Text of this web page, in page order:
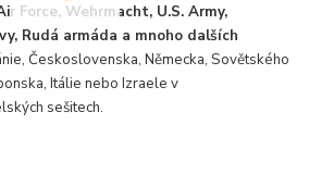
Force, Wehrmacht, U.S. Army,
Rudá armáda a mnoho dalších
Československa, Německa, Sovětského
Itálie nebo Izraele v
sešitech.